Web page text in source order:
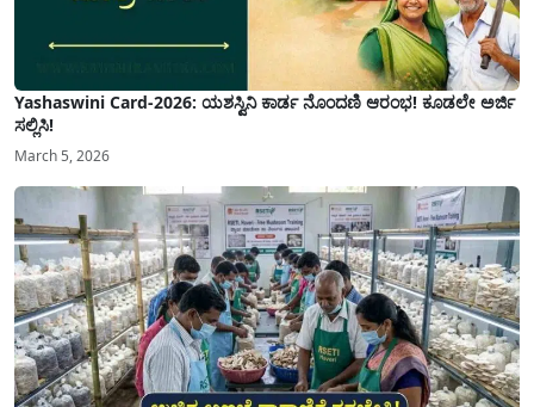
Yashaswini Card-2026: ಯಶಸ್ವಿನಿ ಕಾರ್ಡ ನೊಂದಣಿ ಆರಂಭ! ಕೂಡಲೇ ಅರ್ಜಿ
ಸಲ್ಲಿಸಿ!
March 5, 2026